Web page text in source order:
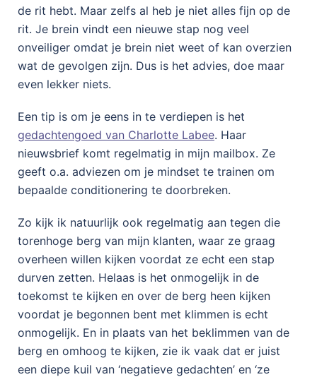
de rit hebt. Maar zelfs al heb je niet alles fijn op de
rit. Je brein vindt een nieuwe stap nog veel
onveiliger omdat je brein niet weet of kan overzien
wat de gevolgen zijn. Dus is het advies, doe maar
even lekker niets.
Een tip is om je eens in te verdiepen is het
gedachtengoed van Charlotte Labee. Haar
nieuwsbrief komt regelmatig in mijn mailbox. Ze
geeft o.a. adviezen om je mindset te trainen om
bepaalde conditionering te doorbreken.
Zo kijk ik natuurlijk ook regelmatig aan tegen die
torenhoge berg van mijn klanten, waar ze graag
overheen willen kijken voordat ze echt een stap
durven zetten. Helaas is het onmogelijk in de
toekomst te kijken en over de berg heen kijken
voordat je begonnen bent met klimmen is echt
onmogelijk. En in plaats van het beklimmen van de
berg en omhoog te kijken, zie ik vaak dat er juist
een diepe kuil van ‘negatieve gedachten’ en ‘ze